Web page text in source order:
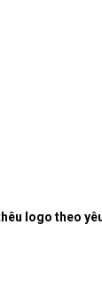
logo theo